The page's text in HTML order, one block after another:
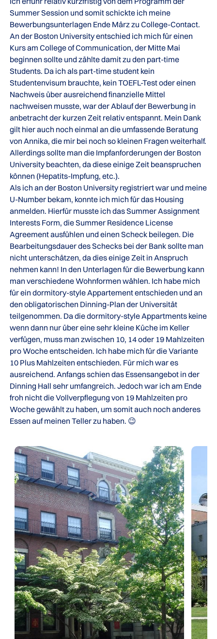
Summer Session und somit schickte ich meine
Bewerbungsunterlagen Ende März zu College-Contact.
An der Boston University entschied ich mich für einen
Kurs am College of Communication, der Mitte Mai
beginnen sollte und zählte damit zu den part-time
Students. Da ich als part-time student kein
Studentenvisum brauchte, kein TOEFL-Test oder einen
Nachweis über ausreichend finanzielle Mittel
nachweisen musste, war der Ablauf der Bewerbung in
anbetracht der kurzen Zeit relativ entspannt. Mein Dank
gilt hier auch noch einmal an die umfassende Beratung
von Annika, die mir bei noch so kleinen Fragen weiterhalf.
Allerdings sollte man die Impfanforderungen der Boston
University beachten, da diese einige Zeit beanspruchen
können (Hepatits-Impfung, etc.).
Als ich an der Boston University registriert war und meine
U-Number bekam, konnte ich mich für das Housing
anmelden. Hierfür musste ich das Summer Assignment
Interests Form, die Summer Residence License
Agreement ausfühlen und einen Scheck beilegen. Die
Bearbeitungsdauer des Schecks bei der Bank sollte man
nicht unterschätzen, da dies einige Zeit in Anspruch
nehmen kann! In den Unterlagen für die Bewerbung kann
man verschiedene Wohnformen wählen. Ich habe mich
für ein dormitory-style Appartement entschieden und an
den obligatorischen Dinning-Plan der Universität
teilgenommen. Da die dormitory-style Appartments keine
wenn dann nur über eine sehr kleine Küche im Keller
verfügen, muss man zwischen 10, 14 oder 19 Mahlzeiten
pro Woche entscheiden. Ich habe mich für die Variante
10 Plus Mahlzeiten entschieden. Für mich war es
ausreichend. Anfangs schien das Essensangebot in der
Dinning Hall sehr umfangreich. Jedoch war ich am Ende
froh nicht die Vollverpflegung von 19 Mahlzeiten pro
Woche gewählt zu haben, um somit auch noch anderes
Essen auf meinen Teller zu haben. 😉